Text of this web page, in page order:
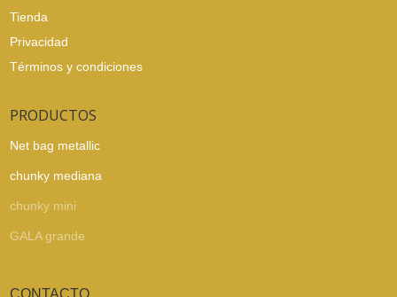
Tienda
Privacidad
Términos y condiciones
PRODUCTOS
Net bag metallic
chunky mediana
chunky mini
GALA grande
CONTACTO